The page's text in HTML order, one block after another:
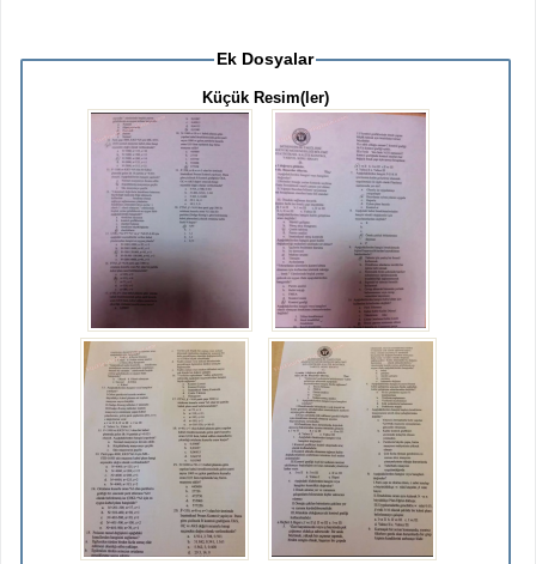
Ek Dosyalar
Küçük Resim(ler)